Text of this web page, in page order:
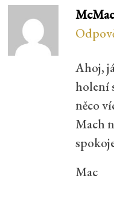
McMac
Ahoj,
holení
něco
Mach
Mac